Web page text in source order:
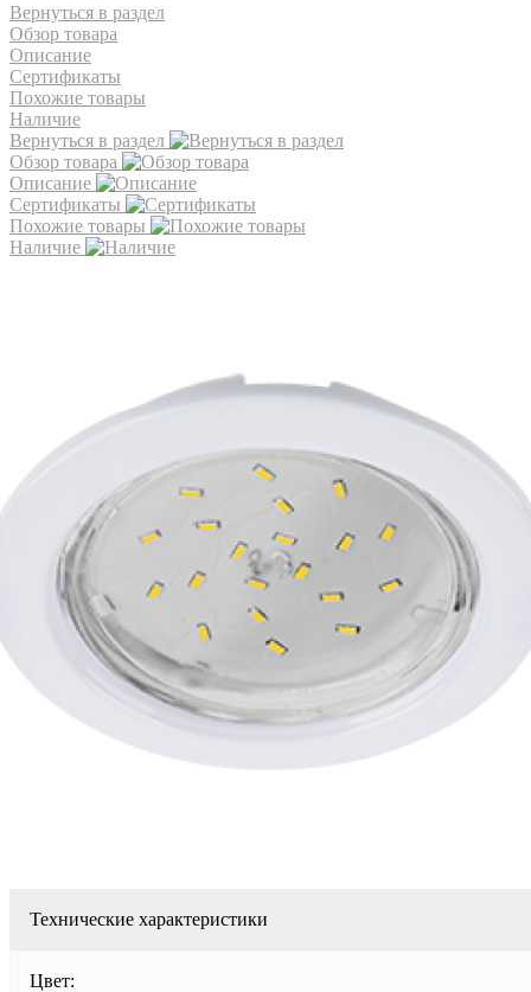
Вернуться в раздел
Обзор товара
Описание
Сертификаты
Похожие товары
Наличие
Вернуться в раздел
Обзор товара
Описание
Сертификаты
Похожие товары
Наличие
Технические характеристики
Цвет: